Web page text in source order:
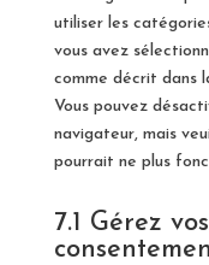
utiliser les
vous avez
comme décrit dans
Vous pouvez
navigateur, mais
pourrait ne plus
7.1 Gérez